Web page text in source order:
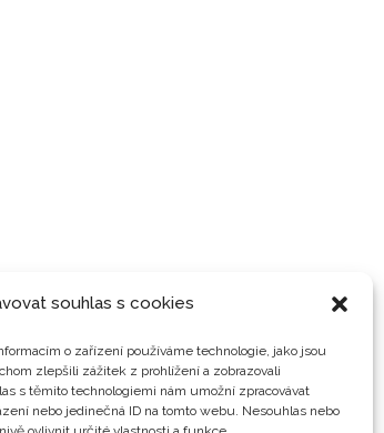
souhlas s cookies
o zařízení používáme technologie, jako jsou
zlepšili zážitek z prohlížení a zobrazovali
s těmito technologiemi nám umožní zpracovávat
nebo jedinečná ID na tomto webu. Nesouhlas nebo